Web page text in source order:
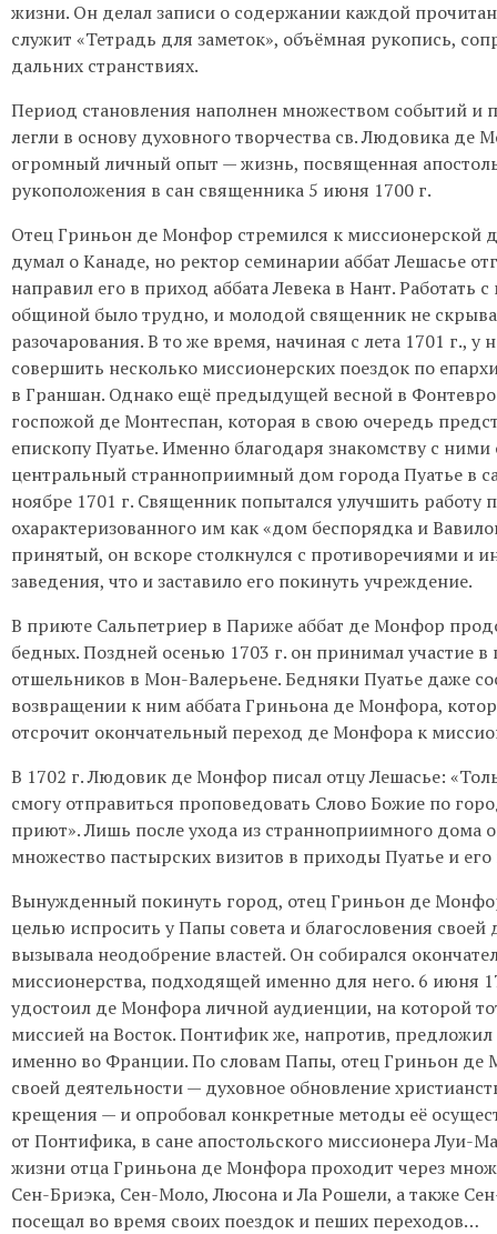
жизни. Он делал записи о содержании каждой
служит «Тетрадь для заметок», объёмная рукопись,
дальних странствиях.
Период становления наполнен множеством событий и
легли в основу духовного творчества св. Людовика де
огромный личный опыт — жизнь, посвященная
рукоположения в сан священника 5 июня 1700 г.
Отец Гриньон де Монфор стремился к миссионерской
думал о Канаде, но ректор семинарии аббат Лешасье
направил его в приход аббата Левека в Нант. Работать
общиной было трудно, и молодой священник не
разочарования. В то же время, начиная с лета 1701 г., у
совершить несколько миссионерских поездок по
в Граншан. Однако ещё предыдущей весной в
госпожой де Монтеспан, которая в свою очередь
епископу Пуатье. Именно благодаря знакомству с
центральный странноприимный дом города Пуатье в
ноябре 1701 г. Священник попытался улучшить работу
охарактеризованного им как «дом беспорядка и
принятый, он вскоре столкнулся с противоречиями и
заведения, что и заставило его покинуть учреждение.
В приюте Сальпетриер в Париже аббат де Монфор
бедных. Поздней осенью 1703 г. он принимал участие в
отшельников в Мон-Валерьене. Бедняки Пуатье даже
возвращении к ним аббата Гриньона де Монфора,
отсрочит окончательный переход де Монфора к
В 1702 г. Людовик де Монфор писал отцу Лешасье:
смогу отправиться проповедовать Слово Божие по
приют». Лишь после ухода из странноприимного дома
множество пастырских визитов в приходы Пуатье и
Вынужденный покинуть город, отец Гриньон де
целью испросить у Папы совета и благословения своей
вызывала неодобрение властей. Он собирался
миссионерства, подходящей именно для него. 6 июня
удостоил де Монфора личной аудиенции, на которой
миссией на Восток. Понтифик же, напротив,
именно во Франции. По словам Папы, отец Гриньон де
своей деятельности — духовное обновление
крещения — и опробовал конкретные методы её
от Понтифика, в сане апостольского миссионера Луи-
жизни отца Гриньона де Монфора проходит через
Сен-Бриэка, Сен-Моло, Люсона и Ла Рошели, а также
посещал во время своих поездок и пеших переходов…